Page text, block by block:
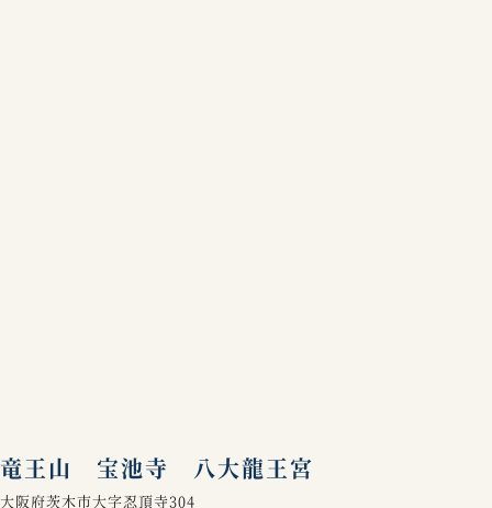
竜王山 宝池寺 八大龍王宮
大阪府茨木市大字忍頂寺304